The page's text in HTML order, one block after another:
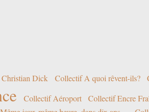
Christian Dick Collectif A quoi rêvent-ils?
Collectif Aéroport
Collectif Encre